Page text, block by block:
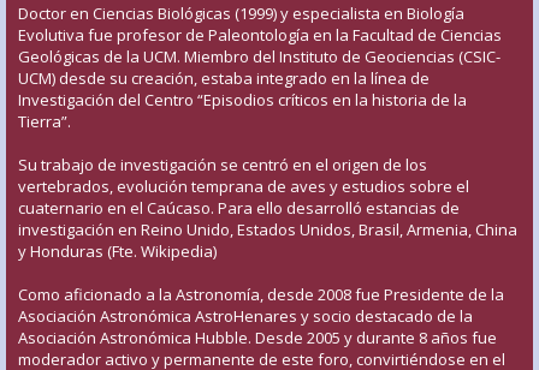
Doctor en Ciencias Biológicas (1999) y especialista en Biología
Evolutiva fue profesor de Paleontología en la Facultad de Ciencias
Geológicas de la UCM. Miembro del Instituto de Geociencias (CSIC-
UCM) desde su creación, estaba integrado en la línea de
Investigación del Centro “Episodios críticos en la historia de la
Tierra”.
Su trabajo de investigación se centró en el origen de los
vertebrados, evolución temprana de aves y estudios sobre el
cuaternario en el Caúcaso. Para ello desarrolló estancias de
investigación en Reino Unido, Estados Unidos, Brasil, Armenia, China
y Honduras (Fte. Wikipedia)
Como aficionado a la Astronomía, desde 2008 fue Presidente de la
Asociación Astronómica AstroHenares y socio destacado de la
Asociación Astronómica Hubble. Desde 2005 y durante 8 años fue
moderador activo y permanente de este foro, convirtiéndose en el